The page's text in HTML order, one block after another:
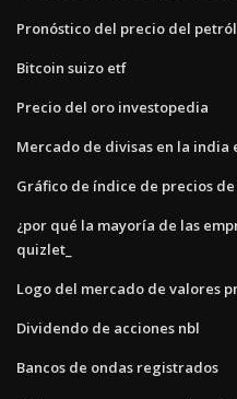
Pronóstico del precio del
Bitcoin suizo etf
Precio del oro investopedia
Mercado de divisas en la india
Gráfico de índice de precios
¿por qué la mayoría de las
quizlet_
Logo del mercado de valores
Dividendo de acciones nbl
Bancos de ondas registrados